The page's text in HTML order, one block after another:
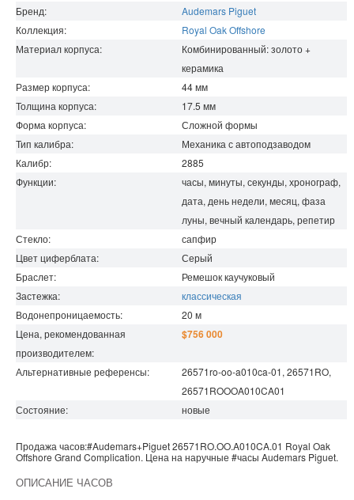
Бренд:
Audemars Piguet
Коллекция:
Royal Oak Offshore
Материал корпуса:
Комбинированный: золото +
керамика
Размер корпуса:
44мм
Толщина корпуса:
17.5 мм
Форма корпуса:
Сложной формы
Тип калибра:
Механика с автоподзаводом
Калибр:
2885
Функции:
часы, минуты, секунды, хронограф,
дата, день недели, месяц, фаза
луны, вечный календарь, репетир
Стекло:
сапфир
Цвет циферблата:
Серый
Браслет:
Ремешок каучуковый
Застежка:
классическая
Водонепроницаемость: 20 м
Цена, рекомендованная
производителем:
$756 000
Альтернативные референсы:
26571ro-oo-a010ca-01, 26571RO,
26571ROOOA010CA01
Состояние:
новые
Продажа часов:#Audemars+Piguet26571RO.OO.A010CA.01 Royal Oak
Offshore Grand Complication. Цена на наручные #часы Audemars Piguet.
ОПИСАНИЕ ЧАСОВ